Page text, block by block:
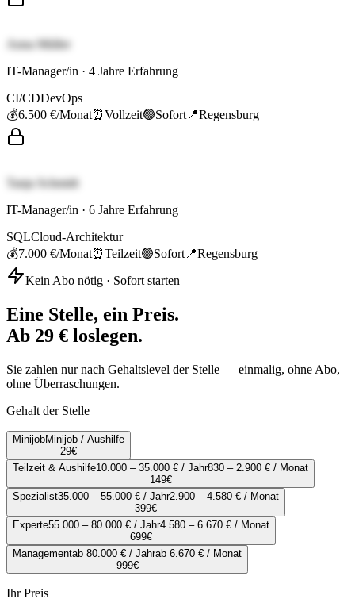
Anna Müller
IT-Manager/in · 4 Jahre Erfahrung
CI/CDDevOps
💰6.500 €/Monat⏰Vollzeit🟢Sofort 📍Regensburg
Tanja Schmidt
IT-Manager/in · 6 Jahre Erfahrung
SQLCloud-Architektur
💰7.000 €/Monat⏰Teilzeit🟢Sofort 📍Regensburg
Kein Abo nötig · Sofort starten
Eine Stelle, ein Preis.
Ab 29 € loslegen.
Sie zahlen nur nach Gehaltslevel der Stelle — einmalig, ohne Abo,
ohne Überraschungen.
Gehalt der Stelle
MinijobMinijob / Aushilfe
29€
Teilzeit & Aushilfe10.000 – 35.000 € / Jahr830 – 2.900 € / Monat
149€
Spezialist35.000 – 55.000 € / Jahr2.900 – 4.580 € / Monat
399€
Experte55.000 – 80.000 € / Jahr4.580 – 6.670 € / Monat
699€
Managementab 80.000 € / Jahrab 6.670 € / Monat
999€
Ihr Preis